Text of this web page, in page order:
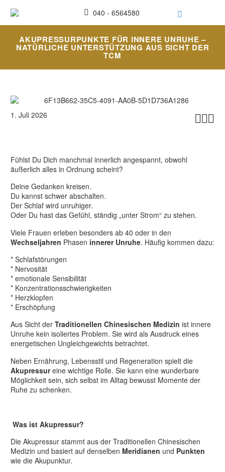
040 - 6564580
AKUPRESSURPUNKTE FÜR INNERE UNRUHE –
NATÜRLICHE UNTERSTÜTZUNG AUS SICHT DER
TCM

1. Juli 2026
Fühlst Du Dich manchmal innerlich angespannt, obwohl
äußerlich alles in Ordnung scheint?
Deine Gedanken kreisen.
Du kannst schwer abschalten.
Der Schlaf wird unruhiger.
Oder Du hast das Gefühl, ständig „unter Strom“ zu stehen.
Viele Frauen erleben besonders ab 40 oder in den
Wechseljahren Phasen innerer Unruhe. Häufig kommen dazu:
* Schlafstörungen
* Nervosität
* emotionale Sensibilität
* Konzentrationsschwierigkeiten
* Herzklopfen
* Erschöpfung
Aus Sicht der Traditionellen Chinesischen Medizin ist innere
Unruhe kein isoliertes Problem. Sie wird als Ausdruck eines
energetischen Ungleichgewichts betrachtet.
Neben Ernährung, Lebensstil und Regeneration spielt die
Akupressureine wichtige Rolle. Sie kann eine wunderbare
Möglichkeit sein, sich selbst im Alltag bewusst Momente der
Ruhe zu schenken.
Was ist Akupressur?
Die Akupressur stammt aus der Traditionellen Chinesischen
Medizin und basiert auf denselben Meridianen und Punkten
wie die Akupunktur.